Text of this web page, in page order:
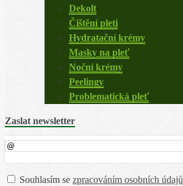
Dekolt
Čištění pleti
Hydratační krémy
Masky na pleť
Noční krémy
Peelingy
Problematická pleť
Zaslat newsletter
Souhlasím se zpracováním osobních údajů